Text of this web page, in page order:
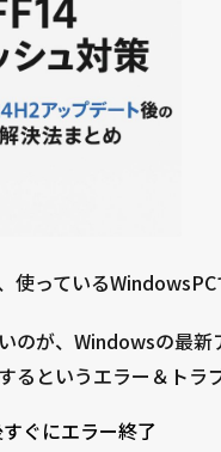
使っている
のが、Windowsの最
るというエラー＆トラ
ぐにエラー終了